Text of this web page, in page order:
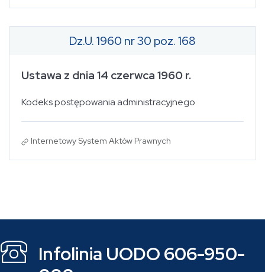
Dz.U. 1960 nr 30 poz. 168
Ustawa z dnia 14 czerwca 1960 r.
Kodeks postępowania administracyjnego
Internetowy System Aktów Prawnych
Infolinia UODO 606-950-